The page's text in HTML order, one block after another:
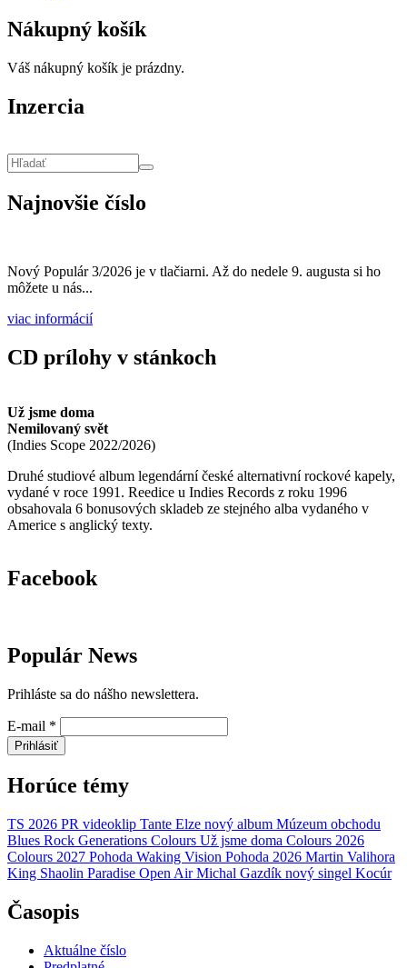
Nákupný košík
Váš nákupný košík je prázdny.
Inzercia
Najnovšie číslo
Nový Populár 3/2026 je v tlačiarni. Až do nedele 9. augusta si ho
môžete u nás...
viac informácií
CD prílohy v stánkoch
Už jsme doma
Nemilovaný svět
(Indies Scope 2022/2026)
Druhé studiové album legendární české alternativní rockové kapely,
vydané v roce 1991. Reedice u Indies Records z roku 1996
obsahovala 6 bonusových skladeb ze stejného alba vydaného v
Americe s anglický texty.
Facebook
Populár News
Prihláste sa do nášho newslettera.
E-mail *
Prihlásiť
Horúce témy
TS 2026 PR videoklip Tante Elze nový album Múzeum obchodu
Blues Rock Generations Colours Už jsme doma Colours 2026
Colours 2027 Pohoda Waking Vision Pohoda 2026 Martin Valihora
King Shaolin Paradise Open Air Michal Gazdík nový singel Kocúr
Časopis
Aktuálne číslo